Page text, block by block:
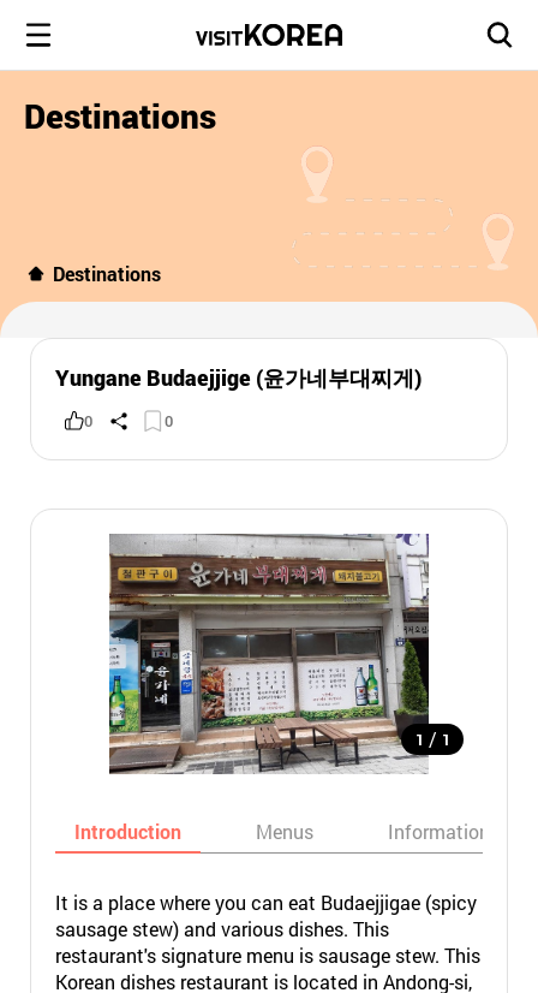
Destinations
Destinations
Yungane Budaejjige (윤가네부대찌게)
0 0
1 / 1
Introduction Menus Informations
It is a place where you can eat Budaejjigae (spicy
sausage stew) and various dishes. This
restaurant's signature menu is sausage stew. This
Korean dishes restaurant is located in Andong-si,